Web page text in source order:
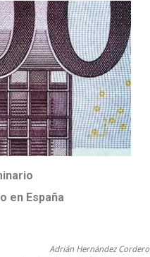
en España
Adrián Hernández Cordero